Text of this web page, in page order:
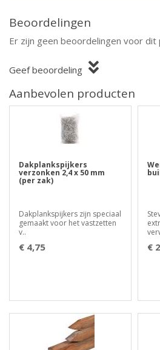
Beoordelingen
Er zijn geen beoordelingen voor dit
Geef beoordeling
Aanbevolen producten
Dakplankspijkers
verzonken 2,4 x 50 mm
(per zak)
Dakplankspijkers zijn speciaal
gemaakt voor het vastzetten
v..
€ 4,75 €